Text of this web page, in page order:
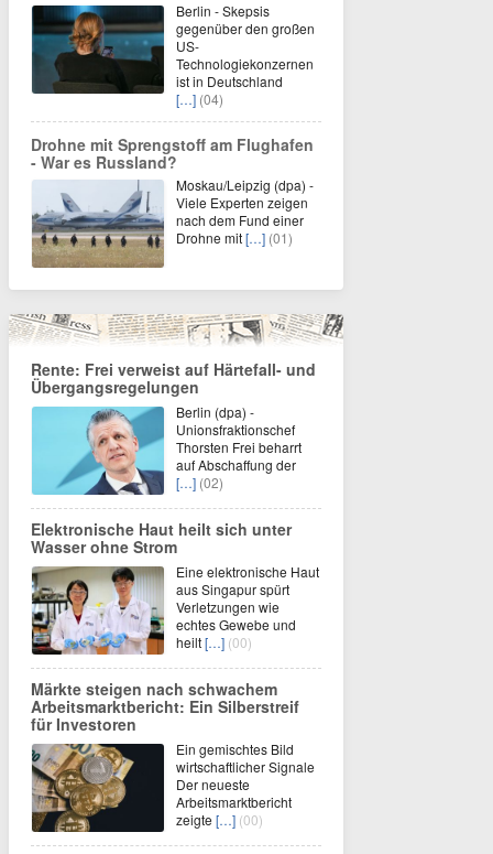
Berlin - Skepsis
gegenüber den großen
US-
Technologiekonzernen
ist in Deutschland
[…] (04)
Drohne mit Sprengstoff am Flughafen
- War es Russland?
Moskau/Leipzig (dpa) -
Viele Experten zeigen
nach dem Fund einer
Drohne mit[…] (01)
Rente: Frei verweist auf Härtefall- und
Übergangsregelungen
Berlin (dpa) -
Unionsfraktionschef
Thorsten Frei beharrt
auf Abschaffung der
[…] (02)
Elektronische Haut heilt sich unter
Wasser ohne Strom
Eine elektronische Haut
aus Singapur spürt
Verletzungen wie
echtes Gewebe und
heilt[…] (00)
Märkte steigen nach schwachem
Arbeitsmarktbericht: Ein Silberstreif
für Investoren
Ein gemischtes Bild
wirtschaftlicher Signale
Der neueste
Arbeitsmarktbericht
zeigte […] (00)